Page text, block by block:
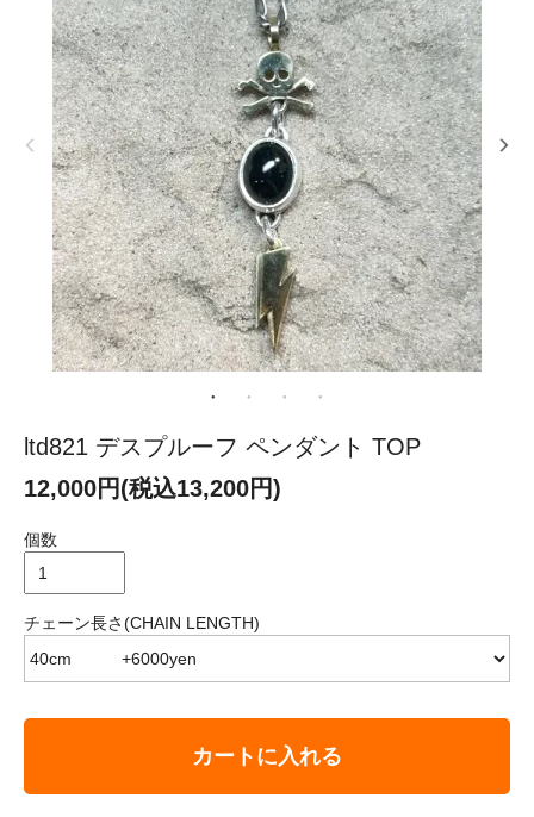
ltd821 デスプルーフ ペンダント TOP
12,000円(税込13,200円)
個数
チェーン長さ(CHAIN LENGTH)
カートに入れる